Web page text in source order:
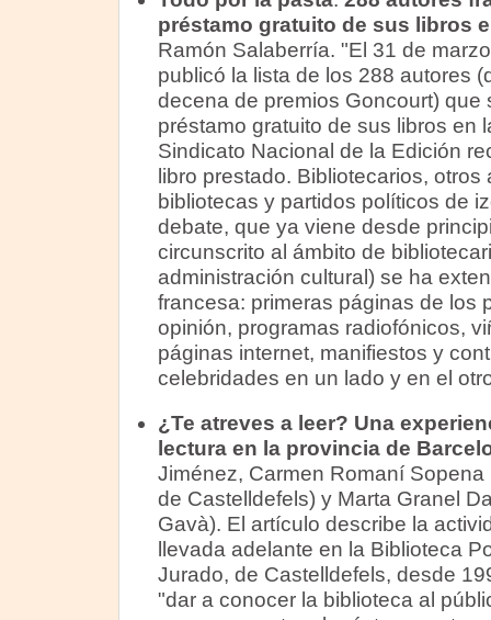
préstamo gratuito de sus libros
Ramón Salaberría. "El 31 de
publicó la lista de los 288 autores
decena de premios Goncourt) que
préstamo gratuito de sus libros en
Sindicato Nacional de la Edición
libro prestado. Bibliotecarios,
bibliotecas y partidos políticos de
debate, que ya viene desde
circunscrito al ámbito de
administración cultural) se ha
francesa: primeras páginas de los
opinión, programas radiofónicos,
páginas internet, manifiestos y
celebridades en un lado y en el
¿Te atreves a leer? Una
lectura en la provincia de
Jiménez, Carmen Romaní
de Castelldefels) y Marta Granel
Gavà). El artículo describe la
llevada adelante en la Biblioteca
Jurado, de Castelldefels, desde
"dar a conocer la biblioteca al